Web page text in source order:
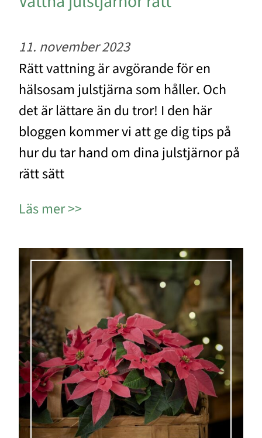
11. november 2023
Rätt vattning är avgörande för en
hälsosam julstjärna som håller. Och
det är lättare än du tror! I den här
bloggen kommer vi att ge dig tips på
hur du tar hand om dina julstjärnor på
rätt sätt
Läs mer